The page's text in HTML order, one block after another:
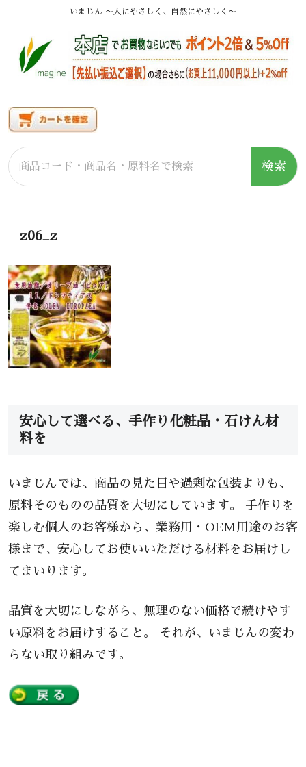
いまじん 〜人にやさしく、自然にやさしく〜
検索
z06_z
安心して選べる、手作り化粧品・石けん材
料を
いまじんでは、商品の見た目や過剰な包装よりも、
原料そのものの品質を大切にしています。 手作りを
楽しむ個人のお客様から、業務用・OEM用途のお客
様まで、安心してお使いいただける材料をお届けし
てまいります。
品質を大切にしながら、無理のない価格で続けやす
い原料をお届けすること。 それが、いまじんの変わ
らない取り組みです。